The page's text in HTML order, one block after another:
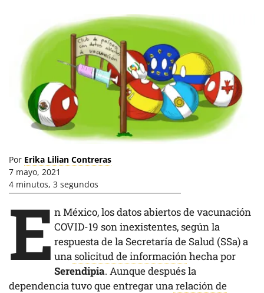
Por Erika Lilian Contreras
7 mayo, 2021
4 minutos, 3 segundos
E n México, los datos abiertos de vacunación
COVID-19 son inexistentes, según la
respuesta de la Secretaría de Salud (SSa) a
unasolicitud de informaciónhecha por
Serendipia. Aunque después la
dependencia tuvo que entregar unarelación de